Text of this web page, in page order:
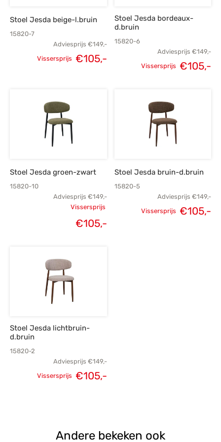
Stoel Jesda beige-l.bruin
15820-7
Adviesprijs €149,-
Vissersprijs €105,-
Huidige
Stoel Jesda bordeaux-
d.bruin
15820-6
Adviesprijs €149,-
Vissersprijs €105,-
Stoel Jesda groen-zwart
15820-10
Adviesprijs €149,-
Oorspronkelijke
Vissersprijs
€105,-
Stoel Jesda bruin-d.bruin
15820-5
Adviesprijs €149,-
Vissersprijs €105,-
Stoel Jesda lichtbruin-
d.bruin
15820-2
Adviesprijs €149,-
Vissersprijs €105,-
Andere bekeken ook